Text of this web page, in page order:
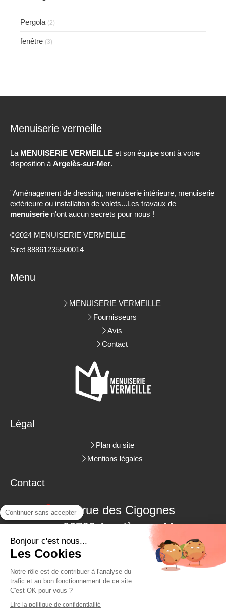
Pergola (2)
fenêtre (3)
Menuiserie vermeille
La MENUISERIE VERMEILLE et son équipe sont à votre
disposition à Argelès-sur-Mer.
¨Aménagement de dressing, menuiserie intérieure, menuiserie
extérieure ou installation de volets...Les travaux de
menuiserie n'ont aucun secrets pour nous !
©2024 MENUISERIE VERMEILLE
Siret 88861235500014
Menu
MENUISERIE VERMEILLE
Fournisseurs
Avis
Contact
Légal
Plan du site
Mentions légales
Contact
3 rue des Cigognes
66700 Argelès-sur-Mer
06.09.18.38.48
04.68.22.62.26
Continuer sans accepter
Bonjour c'est nous...
Les Cookies
Notre rôle est de contribuer à l'analyse du
trafic et au bon fonctionnement de ce site.
C'est OK pour vous ?
Lire la politique de confidentialité